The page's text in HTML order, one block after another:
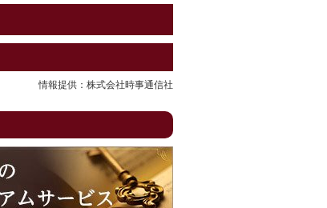
情報提供：株式会社時事通信社